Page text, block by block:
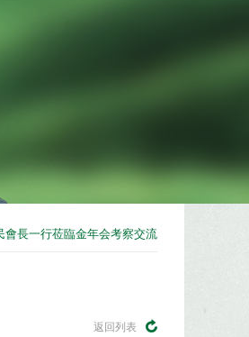
會長一行莅臨金年会考察交流
返回列表